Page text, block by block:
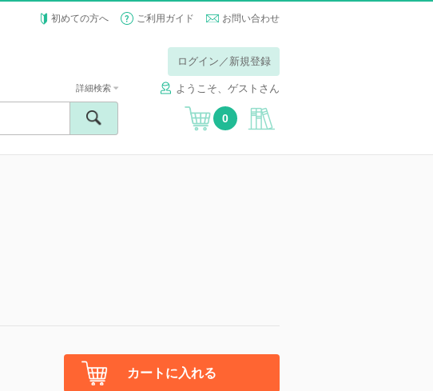
初めての方へ ご利用ガイド お問い合わせ
ログイン／新規登録
ようこそ、ゲストさん
詳細検索
0
カートに入れる